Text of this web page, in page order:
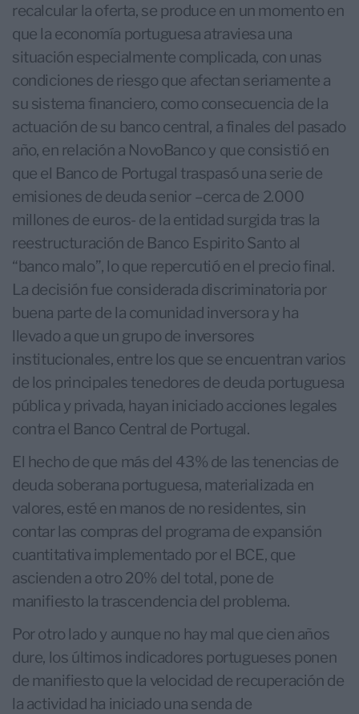
recalcular la oferta, se produce en un momento en
que la economía portuguesa atraviesa una
situación especialmente complicada, con unas
condiciones de riesgo que afectan seriamente a
su sistema financiero, como consecuencia de la
actuación de su banco central, a finales del pasado
año, en relación a NovoBanco y que consistió en
que el Banco de Portugal traspasó una serie de
emisiones de deuda senior –cerca de 2.000
millones de euros- de la entidad surgida tras la
reestructuración de Banco Espirito Santo al
“banco malo”, lo que repercutió en el precio final.
La decisión fue considerada discriminatoria por
buena parte de la comunidad inversora y ha
llevado a que un grupo de inversores
institucionales, entre los que se encuentran varios
de los principales tenedores de deuda portuguesa
pública y privada, hayan iniciado acciones legales
contra el Banco Central de Portugal.
El hecho de que más del 43% de las tenencias de
deuda soberana portuguesa, materializada en
valores, esté en manos de no residentes, sin
contar las compras del programa de expansión
cuantitativa implementado por el BCE, que
ascienden a otro 20% del total, pone de
manifiesto la trascendencia del problema.
Por otro lado y aunque no hay mal que cien años
dure, los últimos indicadores portugueses ponen
de manifiesto que la velocidad de recuperación de
la actividad ha iniciado una senda de